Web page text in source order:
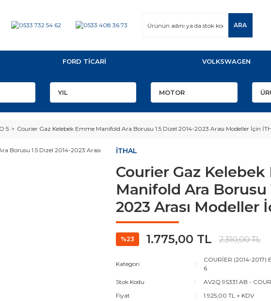
ARA
FORD TİCARİ VOLKSWAGEN
5 Courier Gaz Kelebek Emme Manifold Ara Borusu 1.5 Dizel 2014-2023 Arası Modeller İçin
İTHAL
Courier Gaz
Manifold Ara Borusu
2023 Arası Modeller
%23 1.775,00 TL 2.310,00 TL
Kategori
COURİER (2014-2017)
6
Stok Kodu
AV2Q 9S331 AB -
Fiyat
1.925,00 TL + KDV